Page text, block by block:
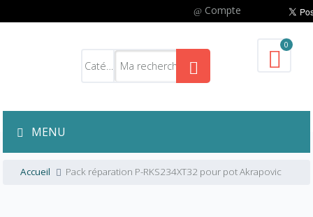
Compte
0
MENU
Accueil Pack réparation P-RKS234XT32 pour pot Akrapovic